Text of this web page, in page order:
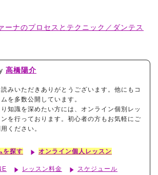
ーナのプロセスとテクニック／ダンテス
高橋陽介
読みいただきありがとうございます。他にもコ
ムを多数公開しています。
り知識を深めたい方には、オンライン個別レッ
ンを行っております。初心者の方もお気軽にご
ください。
を探す オンライン個人レッスン
レッスン料金 スケジュール